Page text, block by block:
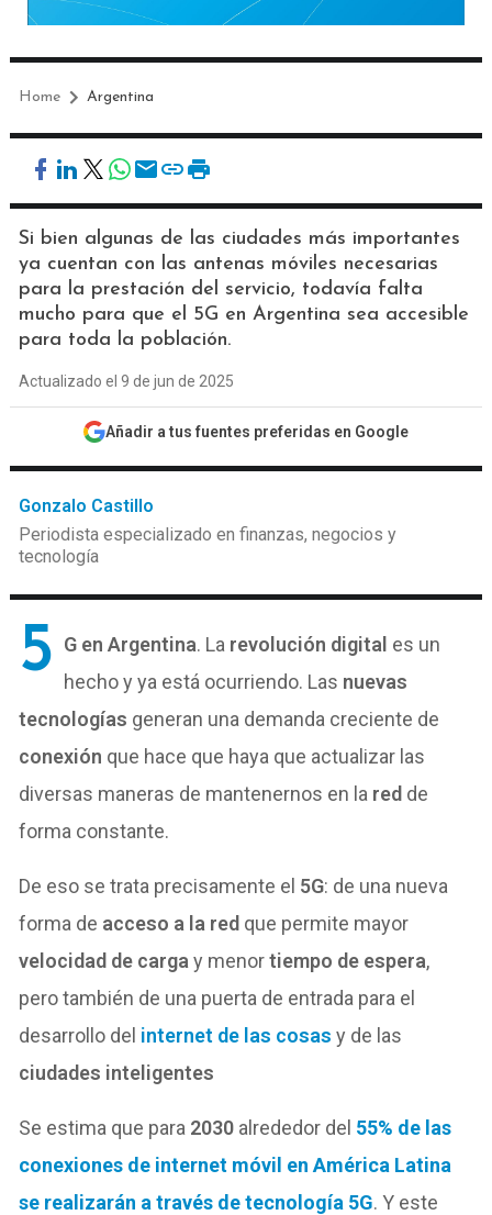
Home Argentina
Si bien algunas de las ciudades más importantes
ya cuentan con las antenas móviles necesarias
para la prestación del servicio, todavía falta
mucho para que el 5G en Argentina sea accesible
para toda la población.
Actualizado el 9 de jun de 2025
Añadir a tus fuentes preferidas en Google
Gonzalo Castillo
Periodista especializado en finanzas, negocios y
tecnología
5 G en Argentina. La revolución digital es un
hecho y ya está ocurriendo. Las nuevas
tecnologías generan una demanda creciente de
conexión que hace que haya que actualizar las
diversas maneras de mantenernos en la red de
forma constante.
De eso se trata precisamente el 5G: de una nueva
forma de acceso a la red que permite mayor
velocidad de carga y menortiempo de espera,
pero también de una puerta de entrada para el
desarrollo del internet de las cosas y de las
ciudades inteligentes
Se estima que para 2030 alrededor del 55% de las
conexiones de internet móvil en América Latina
se realizarán a través de tecnología 5G. Y este